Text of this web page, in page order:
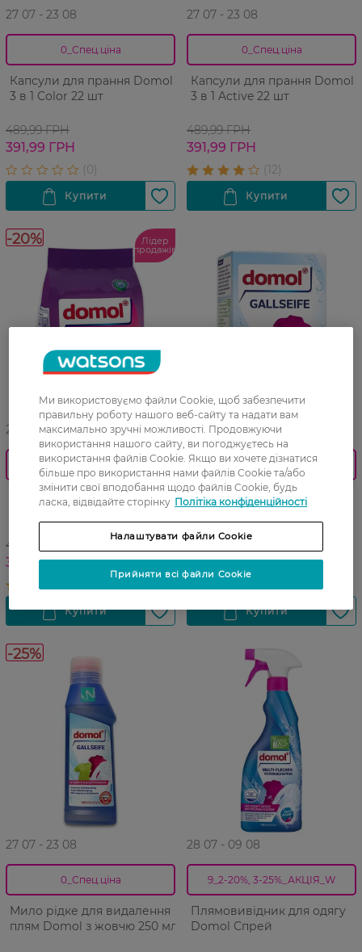
27 07 - 23 08
0_Спец.ціна
Капсули для прання Domol
3 в 1 Color 22 шт
489,99 ГРН
391,99 ГРН
27 07 - 23 08
0_Спец.ціна
Капсули для прання Domol
3 в 1 Active 22 шт
489,99 ГРН
391,99 ГРН
-20% Лідер
продажів
27 07 - 23 08
0_Спец.ціна
Безфосфатний пральний
кольорової білизни 1,3 кг
449,99 ГРН
359,99 ГРН
27 07 - 23 08
0_Спец.ціна
Мило тверде для
видалення плям Domol з
жовчю 100 г
101,99 ГРН
-25%
27 07 - 23 08
0_Спец.ціна
Мило рідке для видалення
плям Domol з жовчю 250 мл
28 07 - 09 08
9_2-20%, 3-25%_АКЦІЯ_W
Плямовивідник для одягу
Domol Спрей
Ми використовуємо файли Cookie, щоб забезпечити
правильну роботу нашого веб-сайту та надати вам
максимально зручні можливості. Продовжуючи
використання нашого сайту, ви погоджуєтесь на
використання файлів Cookie. Якщо ви хочете дізнатися
більше про використання нами файлів Cookie та/або
змінити свої вподобання щодо файлів Cookie, будь
ласка, відвідайте сторінку Політіка конфіденційності
Налаштувати файли Cookie
Прийняти всі файли Cookie